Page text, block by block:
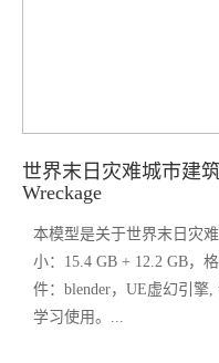
世界末日灾难城市建
Wreckage
本模型是关于世界末日灾
小：15.4 GB + 12.2 GB，
件：blender，UE虚幻引擎
学习使用。...